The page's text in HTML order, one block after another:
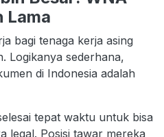
Lama
bagi tenaga kerja asing
Logikanya sederhana,
di Indonesia adalah
tepat waktu untuk bisa
legal. Posisi tawar mereka